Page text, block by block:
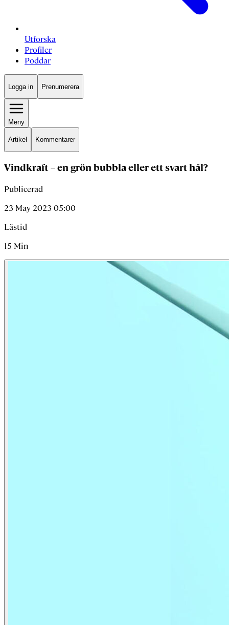
Utforska
Profiler
Poddar
Logga in Prenumerera
Meny
Artikel Kommentarer
Vindkraft – en grön bubbla eller ett svart hål?
Publicerad
23 May 2023 05:00
Lästid
15 Min